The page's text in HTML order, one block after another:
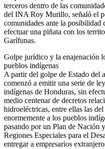
terceros dentro de las
del INA Roy Murillo, señaló el
comunidades ante la
efectuar una piñata con los
Garífunas.
Golpe jurídico y la enajenación
pueblos indígenas
A partir del golpe de Estado del
comenzó a emitir una serie de
indígenas de Honduras, sin
medio centenar de decretos
hidroeléctricas, entre ellas las
enormemente a los pueblos
pasando por un Plan de Nación
Regiones Especiales para el
entregar a empresarios